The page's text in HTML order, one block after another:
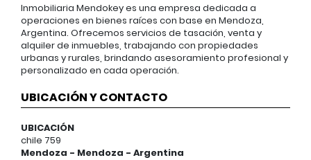
Inmobiliaria Mendokey es una empresa dedicada a
operaciones en bienes raíces con base en Mendoza,
Argentina. Ofrecemos servicios de tasación, venta y
alquiler de inmuebles, trabajando con propiedades
urbanas y rurales, brindando asesoramiento profesional y
personalizado en cada operación.
UBICACIÓN Y CONTACTO
UBICACIÓN
chile 759
Mendoza - Mendoza - Argentina